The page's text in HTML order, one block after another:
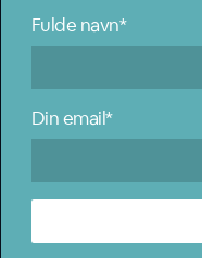
Fulde navn*
Din email*